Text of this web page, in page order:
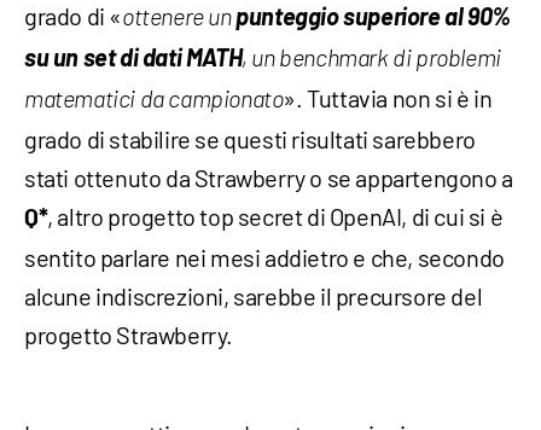
grado di «ottenere unpunteggio superiore al 90%
su un set di dati MATH, un benchmark di problemi
matematici da campionato». Tuttavia non si è in
grado di stabilire se questi risultati sarebbero
stati ottenuto da Strawberry o se appartengono a
Q*, altro progetto top secret di OpenAI, di cui si è
sentito parlare nei mesi addietro e che, secondo
alcune indiscrezioni, sarebbe il precursore del
progetto Strawberry.